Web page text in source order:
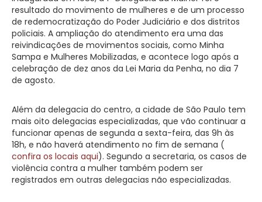
resultado do movimento de mulheres e de um processo
de redemocratização do Poder Judiciário e dos distritos
policiais. A ampliação do atendimento era uma das
reivindicações de movimentos sociais, como Minha
Sampa e Mulheres Mobilizadas, e acontece logo após a
celebração de dez anos da Lei Maria da Penha, no dia 7
de agosto.
Além da delegacia do centro, a cidade de São Paulo tem
mais oito delegacias especializadas, que vão continuar a
funcionar apenas de segunda a sexta-feira, das 9h às
18h, e não haverá atendimento no fim de semana (
confira os locais aqui). Segundo a secretaria, os casos de
violência contra a mulher também podem ser
registrados em outras delegacias não especializadas.